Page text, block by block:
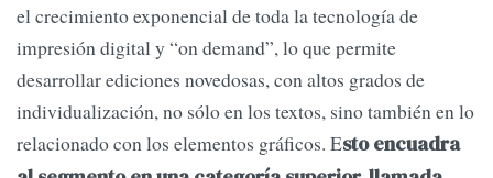
el crecimiento exponencial de toda la tecnología de
impresión digital y “on demand”, lo que permite
desarrollar ediciones novedosas, con altos grados de
individualización, no sólo en los textos, sino también en lo
relacionado con los elementos gráficos. Esto encuadra